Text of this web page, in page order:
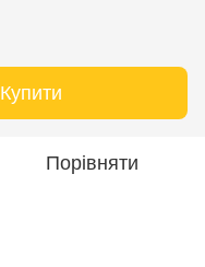
Купити
Порівняти